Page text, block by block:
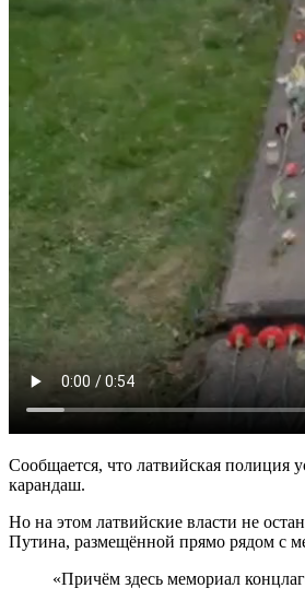
Сообщается, что латвийская полиция
карандаш.
Но на этом латвийские власти не
Путина, размещённой прямо рядом с
«Причём здесь мемориал